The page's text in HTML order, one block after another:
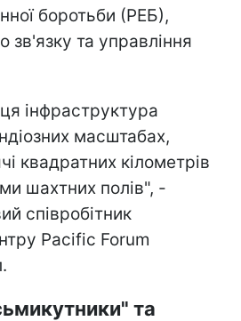
боротьби (РЕБ),
зв'язку та управління
інфраструктура
масштабах,
квадратних кілометрів
шахтних полів", -
співробітник
Pacific Forum
та